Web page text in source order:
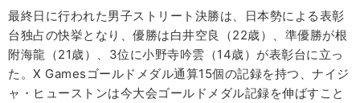
最終日に行われた男子ストリート決勝は、日本勢による表彰
台独占の快挙となり、優勝は白井空良（22歳）、準優勝が根
附海龍（21歳）、3位に小野寺吟雲（14歳）が表彰台に立っ
た。X Gamesゴールドメダル通算15個の記録を持つ、ナイジ
ャ・ヒューストンは今大会ゴールドメダル記録を伸ばすこと